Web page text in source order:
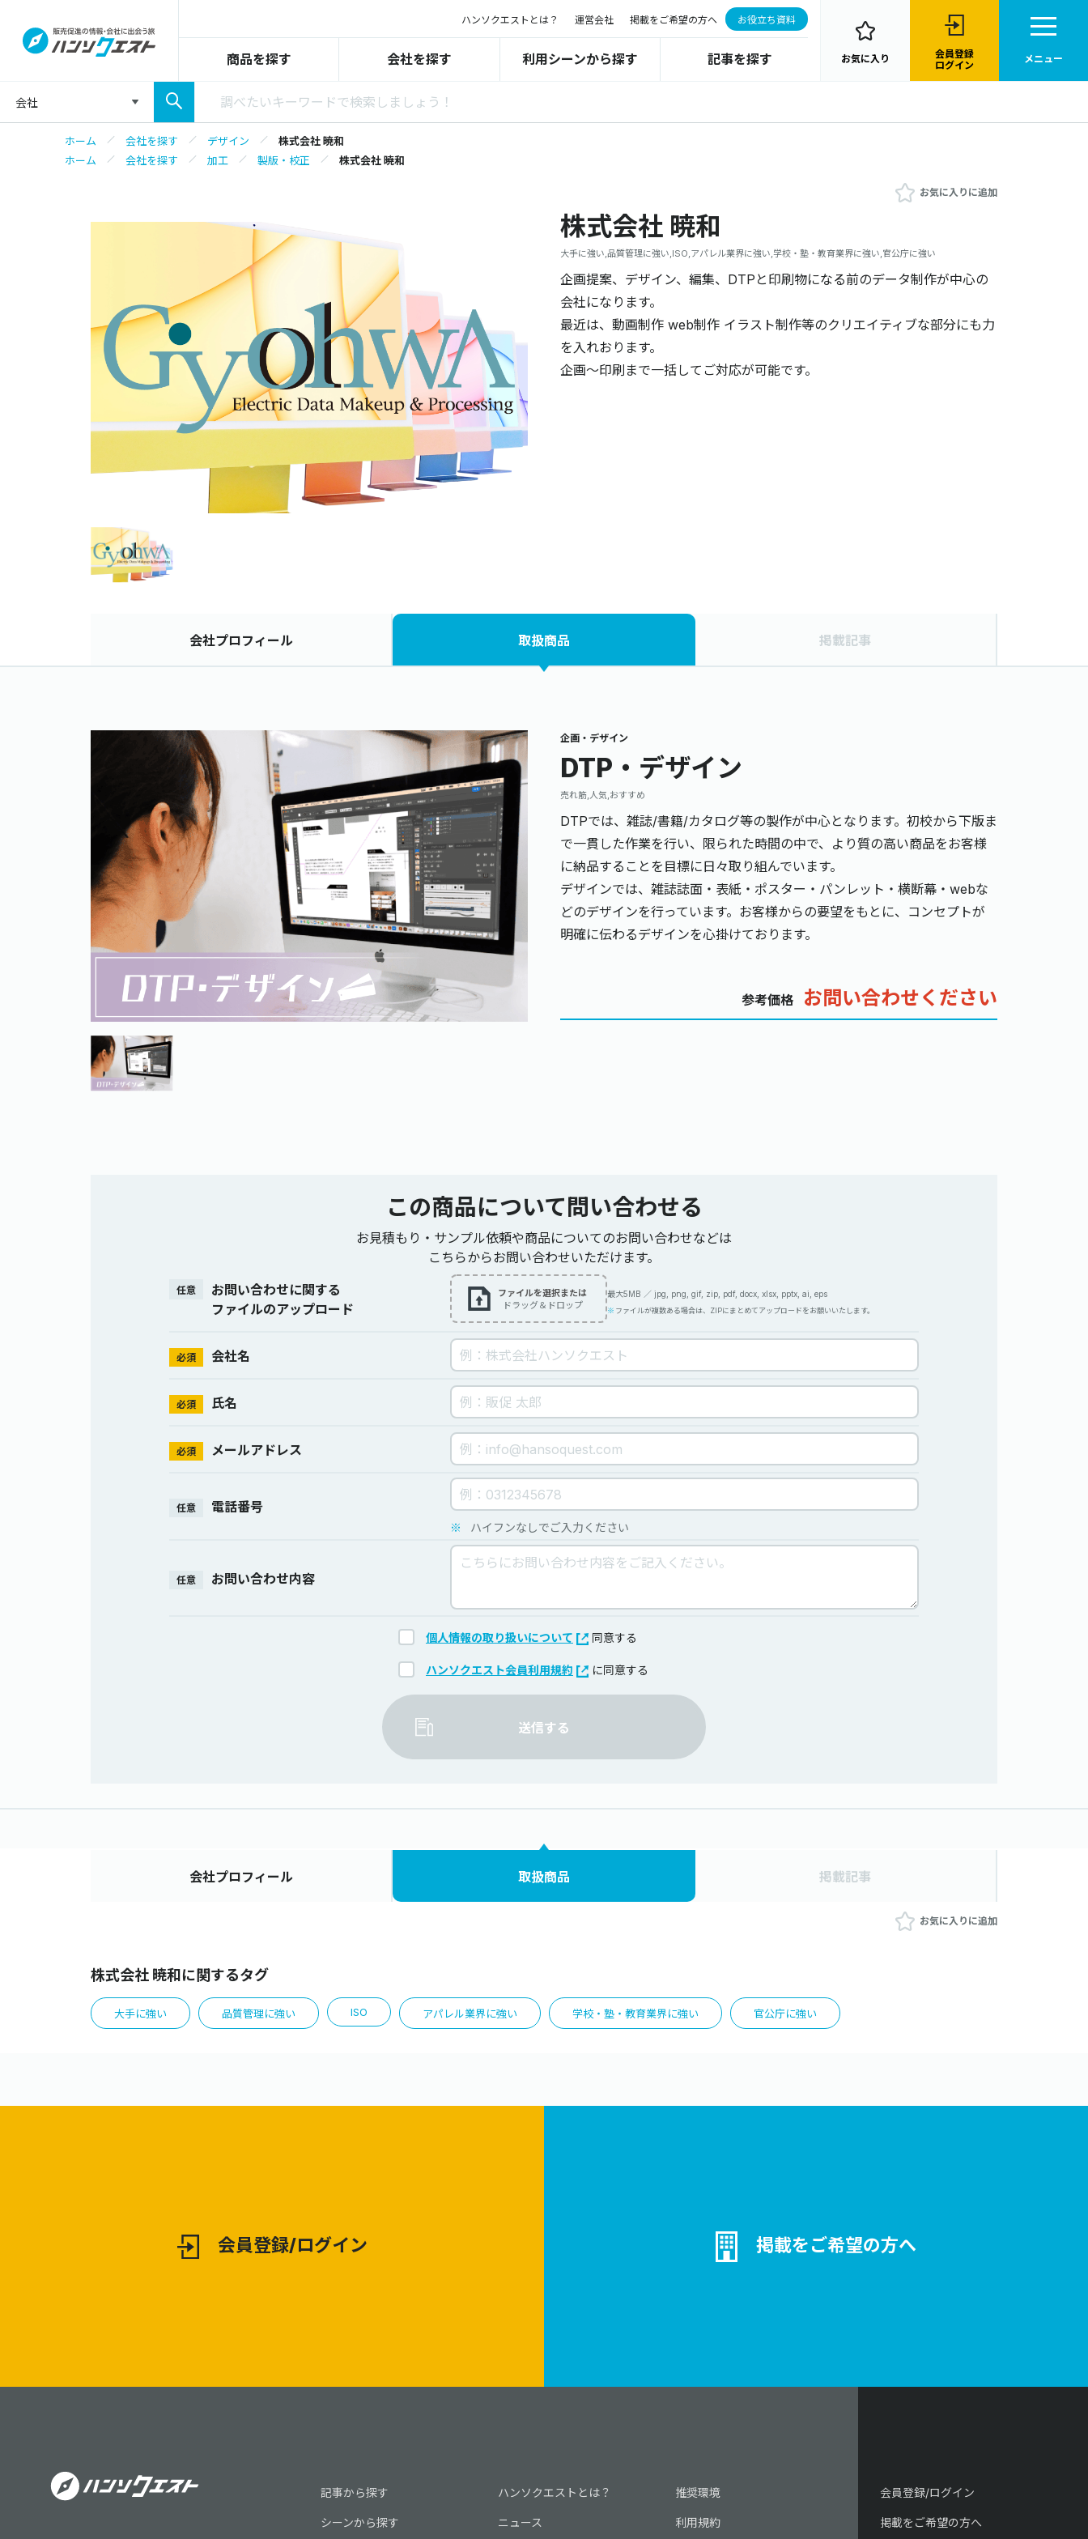
ハンソクエストとは？ 運営会社 掲載をご希望の方へ お役立ち資料
商品を探す 会社を探す 利用シーンから探す 記事を探す
会社
お気に入り
会員登録
ログイン
メニュー
ホーム 会社を探す デザイン
株式会社 暁和
ホーム
会社を探す 加工 製版・校正 株式会社 暁和
お気に入りに追加
株式会社 暁和
大手に強い,品質管理に強い,ISO,アパレル業界に強い,学校・塾・教育業界に強い,官公庁に強い
企画提案、デザイン、編集、DTPと印刷物になる前のデータ制作が中心の
会社になります。
最近は、動画制作 web制作 イラスト制作等のクリエイティブな部分にも力
を入れおります。
企画～印刷まで一括してご対応が可能です。
会社プロフィール 取扱商品 掲載記事
企画・デザイン
DTP・デザイン
売れ筋,人気,おすすめ
DTPでは、雑誌/書籍/カタログ等の製作が中心となります。初校から下版ま
で一貫した作業を行い、限られた時間の中で、より質の高い商品をお客様
に納品することを目標に日々取り組んでいます。
デザインでは、雑誌誌面・表紙・ポスター・パンレット・横断幕・webな
どのデザインを行っています。お客様からの要望をもとに、コンセプトが
明確に伝わるデザインを心掛けております。
参考価格 お問い合わせください
この商品について 問い合わせる
お見積もり・サンプル依頼や商品についてのお問い合わせなどは
こちらからお問い合わせいただけます。
任意
お問い合わせに関する
ファイルのアップロード
ファイルを選択または
ドラッグ＆ドロップ
最大5MB ／ jpg, png, gif, zip, pdf, docx, xlsx, pptx, ai, eps
ファイルが複数ある場合は、ZIPにまとめてアップロードをお願いいたします。
必須 会社名
必須 氏名
必須 メールアドレス
任意 電話番号
※ ハイフンなしでご入力ください
任意 お問い合わせ内容
個人情報の取り扱いについて 同意する
ハンソクエスト会員利用規約 に同意する
送信する
会社プロフィール 取扱商品 掲載記事
お気に入りに追加
株式会社 暁和に関するタグ
大手に強い 品質管理に強い ISO アパレル業界に強い 学校・塾・教育業界に強い 官公庁に強い
会員登録/ログイン 掲載をご希望の方へ
記事から探す
シーンから探す
ハンソクエストとは？
ニュース
推奨環境
利用規約
会員登録/ログイン
掲載をご希望の方へ